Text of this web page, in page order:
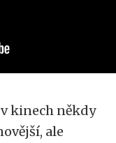
kinech někdy
ale